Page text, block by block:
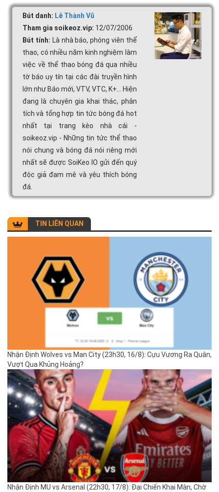
Bút danh: Lê Thành Vũ
Tham gia soikeoz.vip: 12/07/2006
Bút tính: Là nhà báo, phóng viên thể
thao, có nhiều năm kinh nghiệm làm
việc về thể thao bóng đá qua nhiều
tờ báo uy tín tại các đài truyền hình
lớn như Báo mới, VTV, VTC, K+... Hiện
đang là chuyên gia khai thác, phân
tích và tổng hợp tin tức bóng đá hot
nhất tại trang kèo nhà cái -
soikeoz.vip - Những tin tức thể thao
nói chung và bóng đá nói riêng mới
nhất sẽ được SoiKeo IO gửi đến quý
độc giả đam mê và yêu thích bóng
đá.
TIN LIÊN QUAN
Nhận Định Wolves vs Man City (23h30, 16/8): Cựu Vương Ra Quân,
Vượt Qua Khủng Hoảng?
Nhận Định MU vs Arsenal (22h30, 17/8): Đại Chiến Khai Màn, Chờ